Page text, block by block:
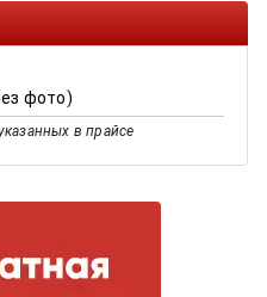
фото)
в прайсе